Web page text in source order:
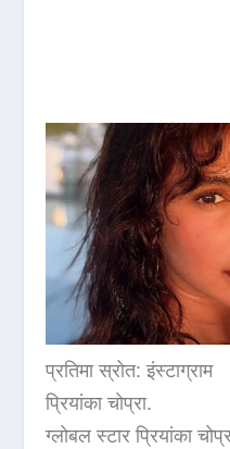
प्रतिमा स्रोत: इंस्टाग्राम
प्रियांका चोप्रा.
ग्लोबल स्टार प्रियांका